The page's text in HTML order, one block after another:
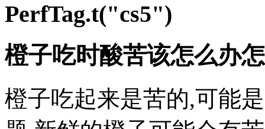
PerfTag.t("cs5")
橙子吃时酸苦该怎么办
橙子吃起来是苦的,可能